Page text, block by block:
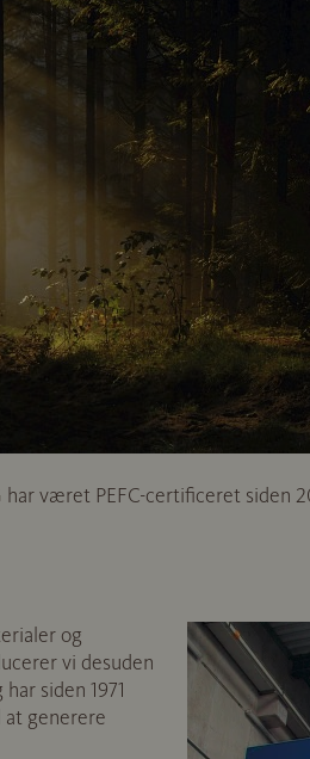
været PEFC-certificeret siden
og
vi desuden
siden 1971
generere